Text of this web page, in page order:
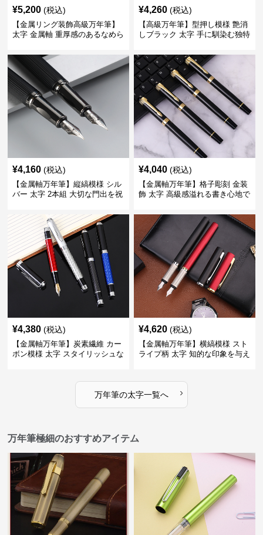
¥5,200 (税込)
【金属リング装飾高級万年筆】
太字 金属軸 重厚感のあるなめら
きに最適
¥4,260 (税込)
【高級万年筆】型押し模様 艶消
しブラック 太字 手に馴染む独特
くい
¥4,160 (税込)
【金属軸万年筆】縦縞模様 シル
バー 太字 2本組 大切な門出を祝
ト
¥4,040 (税込)
【金属軸万年筆】格子彫刻 金装
飾 太字 高級感溢れる書き心地で
¥4,380 (税込)
【金属軸万年筆】炭素繊維 カー
ボン模様 太字 スタイリッシュな
¥4,620 (税込)
【金属軸万年筆】横縞模様 スト
ライプ柄 太字 知的な印象を与え
万年筆の太字一覧へ ›
万年筆極細のおすすめアイテム